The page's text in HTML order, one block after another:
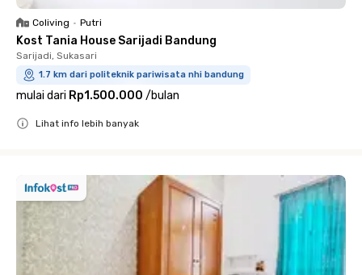
Coliving • Putri
Kost Tania House Sarijadi Bandung
Sarijadi, Sukasari
1.7 km dari politeknik pariwisata nhi bandung
mulai dari Rp1.500.000 /bulan
Lihat info lebih banyak